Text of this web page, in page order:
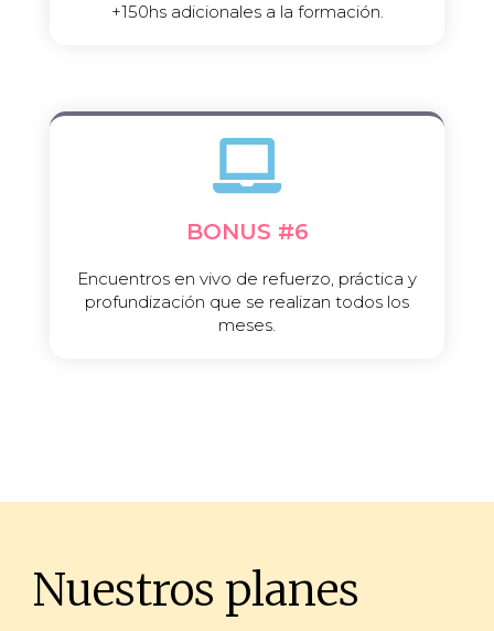
+150hs adicionales a la formación.​
BONUS #6​
Encuentros en vivo de refuerzo, práctica y
profundización que se realizan todos los
meses.​
Nuestros planes